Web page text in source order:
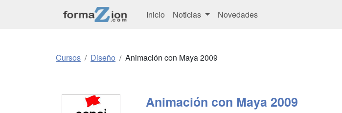
Inicio Noticias Novedades
Cursos Diseño Animación con Maya 2009
Animación con Maya 2009